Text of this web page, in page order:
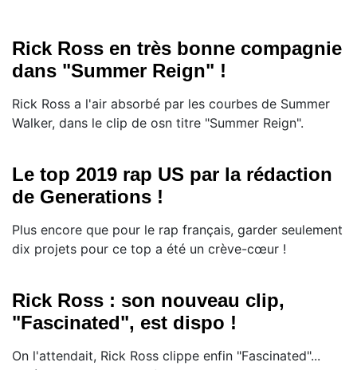
Rick Ross en très bonne compagnie
dans "Summer Reign" !
Rick Ross a l'air absorbé par les courbes de Summer
Walker, dans le clip de osn titre "Summer Reign".
Le top 2019 rap US par la rédaction
de Generations !
Plus encore que pour le rap français, garder seulement
dix projets pour ce top a été un crève-cœur !
Rick Ross : son nouveau clip,
"Fascinated", est dispo !
On l'attendait, Rick Ross clippe enfin "Fascinated"...